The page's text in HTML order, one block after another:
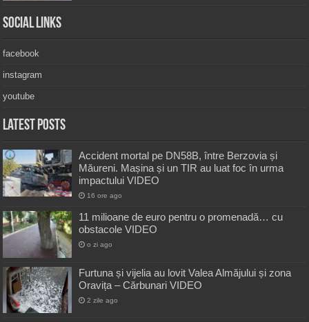
Social Links
facebook
instagram
youtube
Latest Posts
Accident mortal pe DN58B, între Berzovia și
Măureni. Mașina și un TIR au luat foc în urma
impactului VIDEO
16 ore ago
11 milioane de euro pentru o promenadă… cu
obstacole VIDEO
o zi ago
Furtuna și vijelia au lovit Valea Almăjului și zona
Oravița – Cărbunari VIDEO
2 zile ago